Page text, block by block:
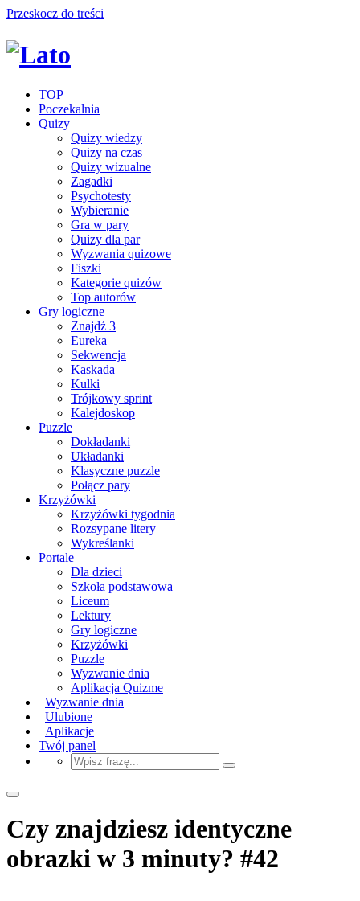
Przeskocz do treści
TOP
Poczekalnia
Quizy
Quizy wiedzy
Quizy na czas
Quizy wizualne
Zagadki
Psychotesty
Wybieranie
Gra w pary
Quizy dla par
Wyzwania quizowe
Fiszki
Kategorie quizów
Top autorów
Gry logiczne
Znajdź 3
Eureka
Sekwencja
Kaskada
Kulki
Trójkowy sprint
Kalejdoskop
Puzzle
Dokładanki
Układanki
Klasyczne puzzle
Połącz pary
Krzyżówki
Krzyżówki tygodnia
Rozsypane litery
Wykreślanki
Portale
Dla dzieci
Szkoła podstawowa
Liceum
Lektury
Gry logiczne
Krzyżówki
Puzzle
Wyzwanie dnia
Aplikacja Quizme
Wyzwanie dnia
Ulubione
Aplikacje
Twój panel
Czy znajdziesz identyczne
obrazki w 3 minuty? #42